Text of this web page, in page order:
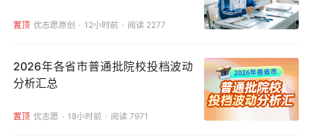
置顶 优志愿原创 12小时前 阅读 2277
2026年各省市普通批院校投档波动
分析汇总
置顶 优志愿 18小时前 阅读 7971